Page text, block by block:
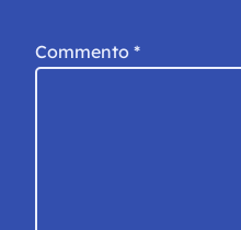
Commento *